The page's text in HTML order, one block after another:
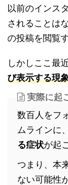
以前のインス
されることは
の投稿を閲覧
しかしここ最
び表示する現
実際に起
数百人をフ
ムラインに、
る症状が起
つまり、本
ない可能性